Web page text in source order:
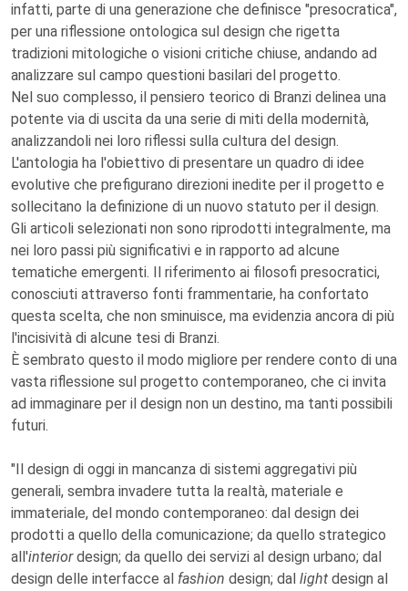
infatti, parte di una generazione che definisce "presocratica",
per una riflessione ontologica sul design che rigetta
tradizioni mitologiche o visioni critiche chiuse, andando ad
analizzare sul campo questioni basilari del progetto.
Nel suo complesso, il pensiero teorico di Branzi delinea una
potente via di uscita da una serie di miti della modernità,
analizzandoli nei loro riflessi sulla cultura del design.
L'antologia ha l'obiettivo di presentare un quadro di idee
evolutive che prefigurano direzioni inedite per il progetto e
sollecitano la definizione di un nuovo statuto per il design.
Gli articoli selezionati non sono riprodotti integralmente, ma
nei loro passi più significativi e in rapporto ad alcune
tematiche emergenti. Il riferimento ai filosofi presocratici,
conosciuti attraverso fonti frammentarie, ha confortato
questa scelta, che non sminuisce, ma evidenzia ancora di più
l'incisività di alcune tesi di Branzi.
È sembrato questo il modo migliore per rendere conto di una
vasta riflessione sul progetto contemporaneo, che ci invita
ad immaginare per il design non un destino, ma tanti possibili
futuri.
"Il design di oggi in mancanza di sistemi aggregativi più
generali, sembra invadere tutta la realtà, materiale e
immateriale, del mondo contemporaneo: dal design dei
prodotti a quello della comunicazione; da quello strategico
all'interiordesign; da quello dei servizi al design urbano; dal
design delle interfacce al fashion design; dal light design al